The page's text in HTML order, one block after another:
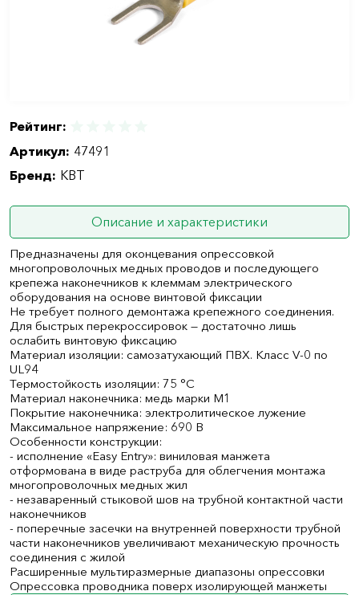
Рейтинг:
Артикул: 47491
Бренд: КВТ
Описание и характеристики
Предназначены для оконцевания опрессовкой
многопроволочных медных проводов и последующего
крепежа наконечников к клеммам электрического
оборудования на основе винтовой фиксации
Не требует полного демонтажа крепежного соединения.
Для быстрых перекроссировок — достаточно лишь
ослабить винтовую фиксацию
Материал изоляции: самозатухающий ПВХ. Класс V-0 по
UL94
Термостойкость изоляции: 75 °C
Материал наконечника: медь марки М1
Покрытие наконечника: электролитическое лужение
Максимальное напряжение: 690 В
Особенности конструкции:
- исполнение «Easy Entry»: виниловая манжета
отформована в виде раструба для облегчения монтажа
многопроволочных медных жил
- незаваренный стыковой шов на трубной контактной части
наконечников
- поперечные засечки на внутренней поверхности трубной
части наконечников увеличивают механическую прочность
соединения с жилой
Расширенные мультиразмерные диапазоны опрессовки
Опрессовка проводника поверх изолирующей манжеты